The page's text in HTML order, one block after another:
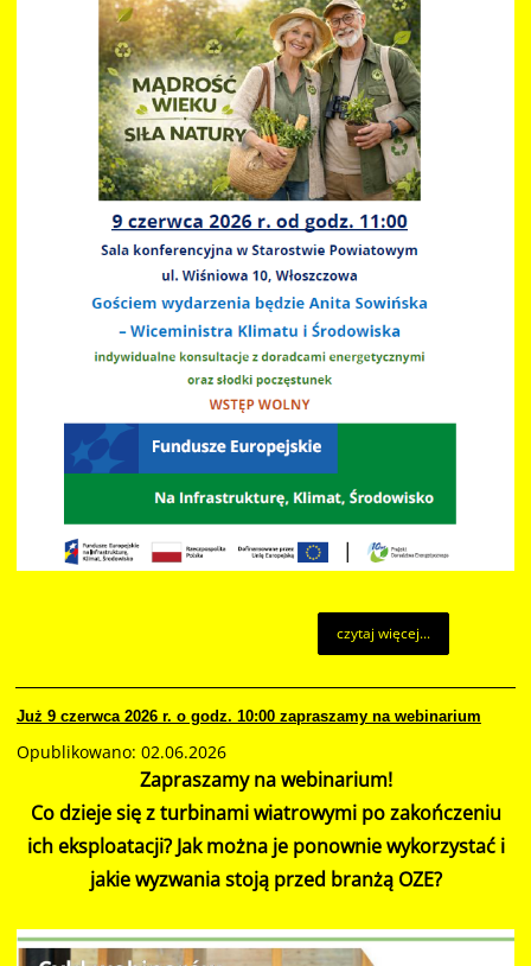
czytaj więcej...
Już 9 czerwca 2026 r. o godz. 10:00 zapraszamy na webinarium
Opublikowano: 02.06.2026
Zapraszamy na webinarium!
Co dzieje się z turbinami wiatrowymi po zakończeniu
ich eksploatacji? Jak można je ponownie wykorzystać i
jakie wyzwania stoją przed branżą OZE?